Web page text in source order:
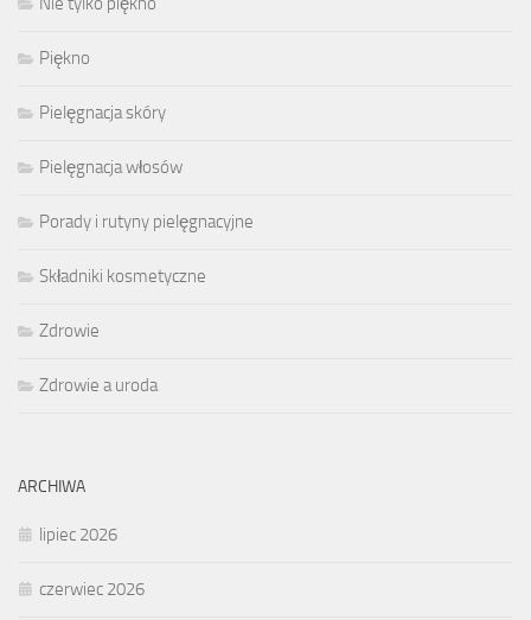
Piękno
Pielęgnacja skóry
Pielęgnacja włosów
Porady i rutyny pielęgnacyjne
Składniki kosmetyczne
Zdrowie
Zdrowie a uroda
ARCHIWA
lipiec 2026
czerwiec 2026